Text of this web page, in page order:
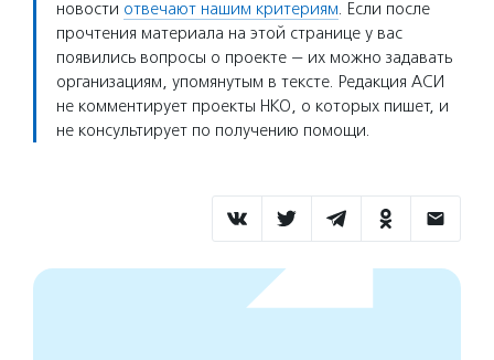
новости отвечают нашим критериям. Если после
прочтения материала на этой странице у вас
появились вопросы о проекте — их можно задавать
организациям, упомянутым в тексте. Редакция АСИ
не комментирует проекты НКО, о которых пишет, и
не консультирует по получению помощи.